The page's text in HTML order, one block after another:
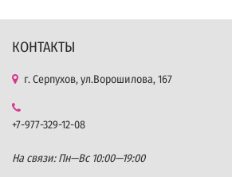
КОНТАКТЫ
г. Серпухов, ул.Ворошилова, 167
+7-977-329-12-08
На связи: Пн—Вс 10:00—19:00